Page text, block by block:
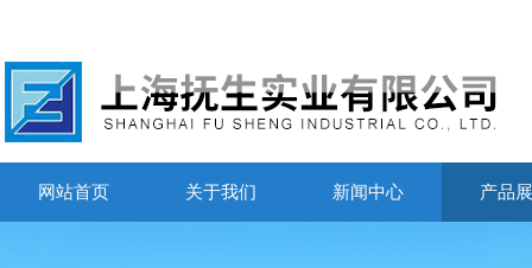
网站首页 关于我们 新闻中心 产品